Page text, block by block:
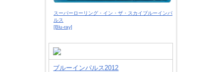
スーパーローリング・イン・ザ・スカイブルーインパ
ルス
[Blu-ray]
ブルーインパルス2012